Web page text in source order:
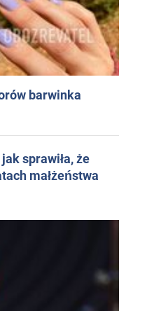
barwinka
sprawiła, że
małżeństwa